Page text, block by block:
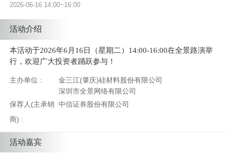
2026-06-16 14:00~16:00
活动介绍
本活动于2026年6月16日（星期二）14:00-16:00在全景路演举
行，欢迎广大投资者踊跃参与！
主办单位 :
金三江(肇庆)硅材料股份有限公司
深圳市全景网络有限公司
保荐人(主承销
商) :
中信证券股份有限公司
活动嘉宾